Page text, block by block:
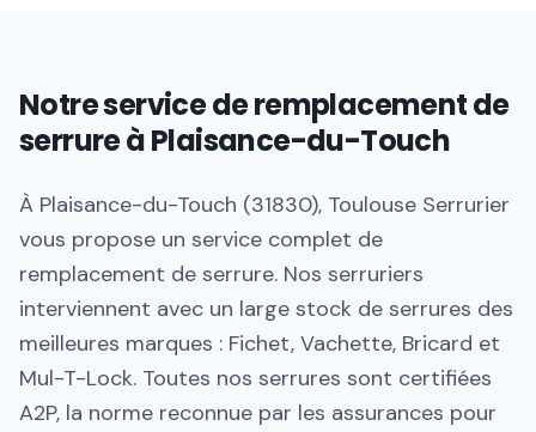
Notre service de remplacement de
serrure à Plaisance-du-Touch
À Plaisance-du-Touch (31830), Toulouse Serrurier
vous propose un service complet de
remplacement de serrure. Nos serruriers
interviennent avec un large stock de serrures des
meilleures marques : Fichet, Vachette, Bricard et
Mul-T-Lock. Toutes nos serrures sont certifiées
A2P, la norme reconnue par les assurances pour